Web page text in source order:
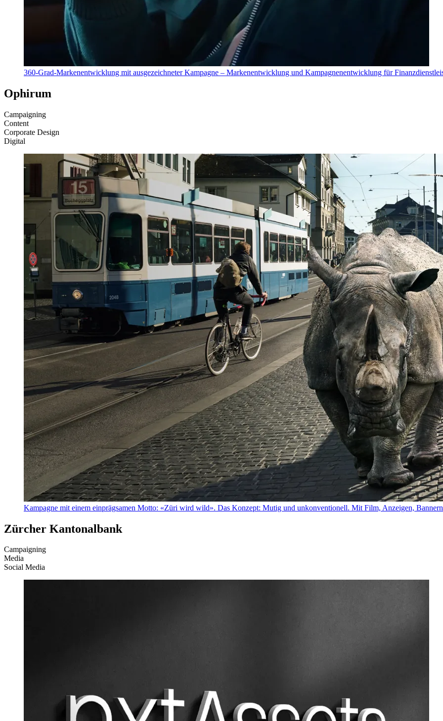
360-Grad-Markenentwicklung mit ausgezeichneter Kampagne – Markenentwicklung und Kampagnenentwicklung für
Ophirum
Campaigning
Content
Corporate Design
Digital
Kampagne mit einem einprägsamen Motto: «Züri wird wild». Das Konzept: Mutig und unkonventionell. Mit Film, Anzeigen,
Zürcher Kantonalbank
Campaigning
Media
Social Media